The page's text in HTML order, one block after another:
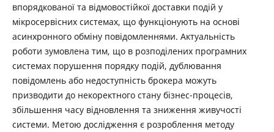
впорядкованої та відмовостійкої доставки подій у
мікросервісних системах, що функціонують на основі
асинхронного обміну повідомленнями. Актуальність
роботи зумовлена тим, що в розподілених програмних
системах порушення порядку подій, дублювання
повідомлень або недоступність брокера можуть
призводити до некоректного стану бізнес-процесів,
збільшення часу відновлення та зниження живучості
системи. Метою дослідження є розроблення методу